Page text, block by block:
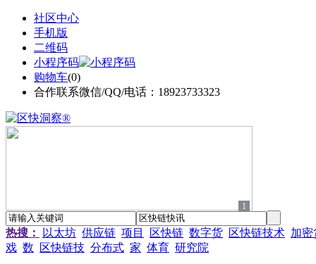
社区中心
手机版
二维码
小程序码
购物车(0)
合作联系微信/QQ/电话：18923733323
1
热搜： 以太坊 供应链 项目 区快链 数字货 区快链技术 加密
戏 数 区快链技 分布式 家 体育 研究院